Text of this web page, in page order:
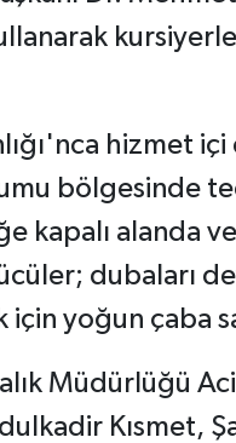
hizmet
bölgesinde
kapalı alanda
dubaları
için yoğun çaba
Müdürlüğü
Kısmet,